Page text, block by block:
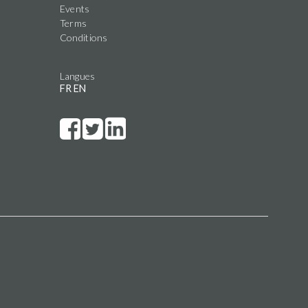
Events
Terms
Conditions
Langues
FR EN